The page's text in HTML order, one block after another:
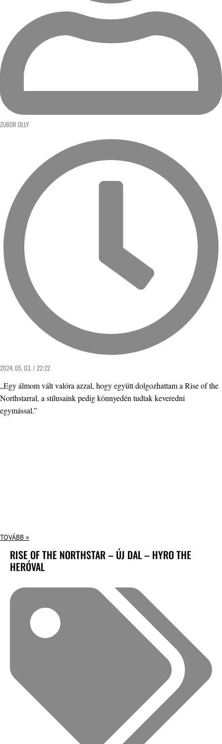
ZUBOR OLLY
2024. 05. 03. / 22:22
„Egy álmom vált valóra azzal, hogy együtt dolgozhattam a Rise of the
Northstarral, a stílusaink pedig könnyedén tudtak keveredni
egymással.”
TOVÁBB »
RISE OF THE NORTHSTAR – ÚJ DAL – HYRO THE
HERÓVAL